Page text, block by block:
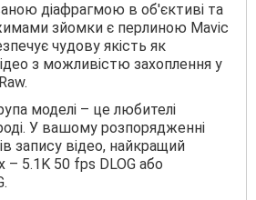
діафрагмою в об'єктиві та
зйомки є перлиною Mavic
чудову якість як
з можливістю захоплення у
моделі – це любителі
У вашому розпорядженні
запису відео, найкращий
– 5.1K 50 fps DLOG або